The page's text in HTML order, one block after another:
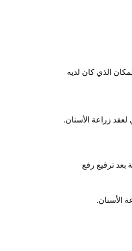
الذي كان لديه
زراعة الأسنان.
بعد ترقيع رفع
الأسنان.